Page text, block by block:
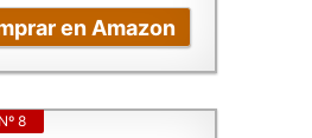
en Amazon
8